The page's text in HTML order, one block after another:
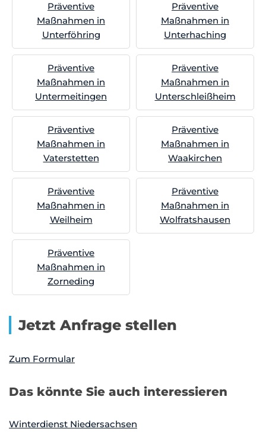
Präventive
Maßnahmen in
Unterföhring
Präventive
Maßnahmen in
Unterhaching
Präventive
Maßnahmen in
Untermeitingen
Präventive
Maßnahmen in
Unterschleißheim
Präventive
Maßnahmen in
Vaterstetten
Präventive
Maßnahmen in
Waakirchen
Präventive
Maßnahmen in
Weilheim
Präventive
Maßnahmen in
Wolfratshausen
Präventive
Maßnahmen in
Zorneding
Jetzt Anfrage stellen
Zum Formular
Das könnte Sie auch interessieren
Winterdienst Niedersachsen